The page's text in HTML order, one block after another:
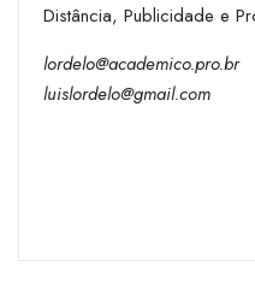
Distância, Publicidade e
lordelo@academico.pro.br
luislordelo@gmail.com